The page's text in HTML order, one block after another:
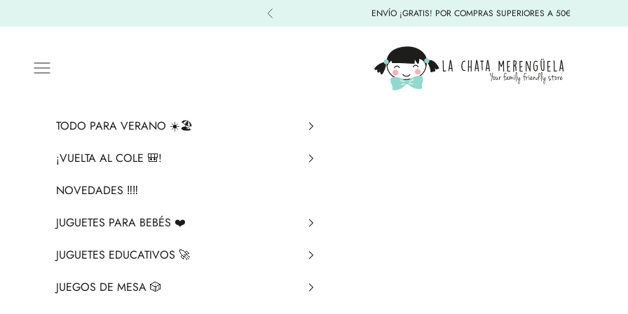
Anterior ENVÍO ¡GRATIS! POR COMPRAS SUPERIORES A 50€
La Chata Merengüela
Menú
TODO PARA VERANO ☀️🏖️
¡VUELTA AL COLE 🎒!
NOVEDADES ‼️​‼️​
JUGUETES PARA BEBÉS ❤️​
JUGUETES EDUCATIVOS 🚀
JUEGOS DE MESA 🎲